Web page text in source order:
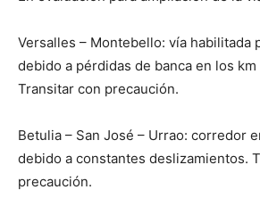
Versalles – Montebello: vía habilitada
debido a pérdidas de banca en los
Transitar con precaución.
Betulia – San José – Urrao: corredor
debido a constantes deslizamientos.
precaución.